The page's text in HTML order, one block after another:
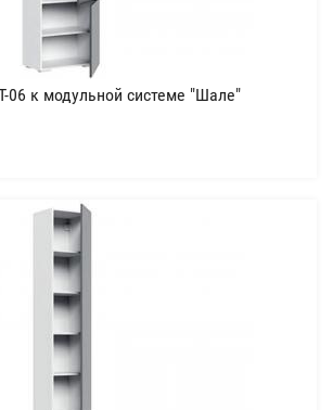
06 к модульной системе "Шале"